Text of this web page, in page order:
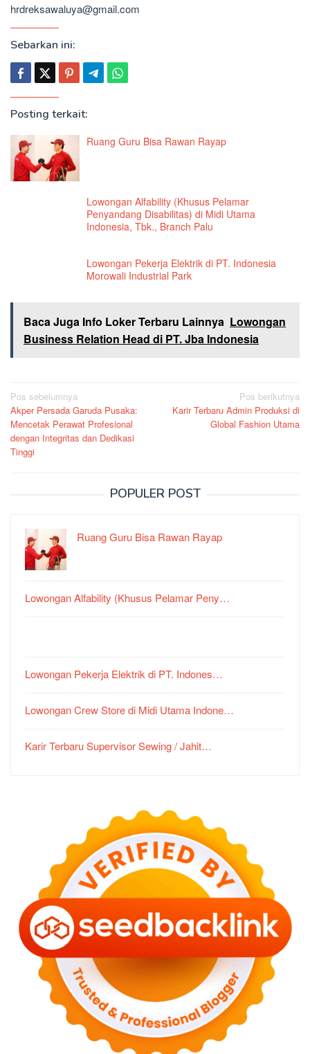
hrdreksawaluya@gmail.com
Sebarkan ini:
Posting terkait:
Ruang Guru Bisa Rawan Rayap
Lowongan Alfability (Khusus Pelamar
Penyandang Disabilitas) di Midi Utama
Indonesia, Tbk., Branch Palu
Lowongan Pekerja Elektrik di PT. Indonesia
Morowali Industrial Park
Baca Juga Info Loker Terbaru Lainnya Lowongan
Business Relation Head di PT. Jba Indonesia
Navigasi
pos
Pos sebelumnya
Akper Persada Garuda Pusaka:
Mencetak Perawat Profesional
dengan Integritas dan Dedikasi
Tinggi
Pos berikutnya
Karir Terbaru Admin Produksi di
Global Fashion Utama
POPULER POST
Ruang Guru Bisa Rawan Rayap
Lowongan Alfability (Khusus Pelamar Peny…
Lowongan Pekerja Elektrik di PT. Indones…
Lowongan Crew Store di Midi Utama Indone…
Karir Terbaru Supervisor Sewing / Jahit…